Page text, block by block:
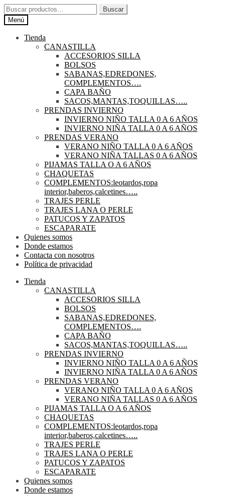
Ir
a
la
navegación
Ir
al
contenido
Buscar
por:
Buscar
Menú
Tienda
CANASTILLA
ACCESORIOS SILLA
BOLSOS
SABANAS,EDREDONES,
COMPLEMENTOS….
CAPA BAÑO
SACOS,MANTAS,TOQUILLAS…..
PRENDAS INVIERNO
INVIERNO NIÑO TALLA 0 A 6 AÑOS
INVIERNO NIÑA TALLA 0 A 6 AÑOS
PRENDAS VERANO
VERANO NIÑO TALLA 0 A 6 AÑOS
VERANO NIÑA TALLAS 0 A 6 AÑOS
PIJAMAS TALLA O A 6 AÑOS
CHAQUETAS
COMPLEMENTOS:leotardos,ropa
interior,baberos,calcetines…..
TRAJES PERLE
TRAJES LANA O PERLE
PATUCOS Y ZAPATOS
ESCAPARATE
Quienes somos
Donde estamos
Contacta con nosotros
Política de privacidad
Tienda
CANASTILLA
ACCESORIOS SILLA
BOLSOS
SABANAS,EDREDONES,
COMPLEMENTOS….
CAPA BAÑO
SACOS,MANTAS,TOQUILLAS…..
PRENDAS INVIERNO
INVIERNO NIÑO TALLA 0 A 6 AÑOS
INVIERNO NIÑA TALLA 0 A 6 AÑOS
PRENDAS VERANO
VERANO NIÑO TALLA 0 A 6 AÑOS
VERANO NIÑA TALLAS 0 A 6 AÑOS
PIJAMAS TALLA O A 6 AÑOS
CHAQUETAS
COMPLEMENTOS:leotardos,ropa
interior,baberos,calcetines…..
TRAJES PERLE
TRAJES LANA O PERLE
PATUCOS Y ZAPATOS
ESCAPARATE
Quienes somos
Donde estamos